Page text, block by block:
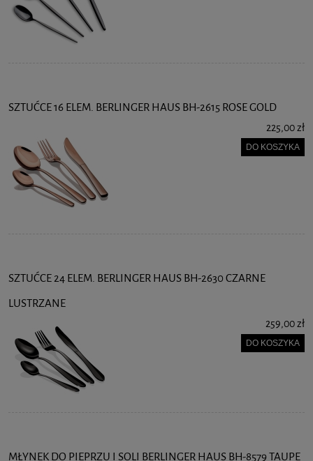
SZTUĆCE 16 ELEM. BERLINGER HAUS BH-2615 ROSE GOLD
225,00 zł
DO KOSZYKA
SZTUĆCE 24 ELEM. BERLINGER HAUS BH-2630 CZARNE
LUSTRZANE
259,00 zł
DO KOSZYKA
MŁYNEK DO PIEPRZU I SOLI BERLINGER HAUS BH-8579 TAUPE